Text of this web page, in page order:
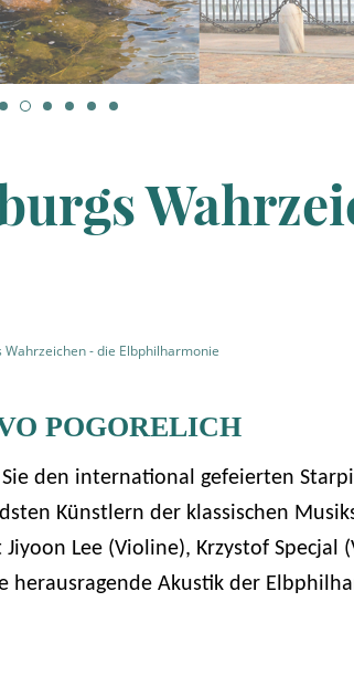
- die Elbphilharmonie
POGORELICH
den international gefeierten
Künstlern der klassischen
Lee (Violine), Krzystof Specjal
Akustik der